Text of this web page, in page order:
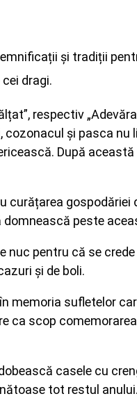
și tradiții
dragi.
respectiv
cozonacul și pasca
După
curățarea
peste
nuc pentru că se
şi de boli.
memoria sufletelor
ca scop
casele cu
tot restul anului.